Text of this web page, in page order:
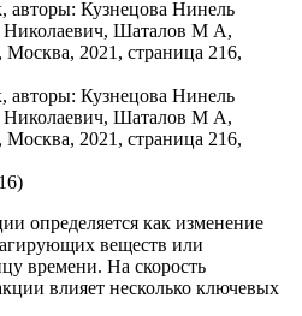
определяется как изменение
веществ или
времени. На скорость
влияет несколько ключевых